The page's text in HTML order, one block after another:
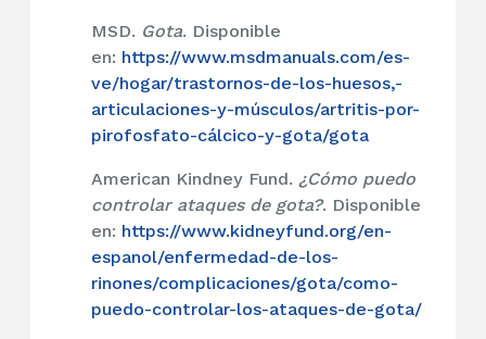
MSD. Gota. Disponible
en: https://www.msdmanuals.com/es-
ve/hogar/trastornos-de-los-huesos,-
articulaciones-y-músculos/artritis-por-
pirofosfato-cálcico-y-gota/gota
American Kindney Fund. ¿Cómo puedo
controlar ataques de gota?. Disponible
en: https://www.kidneyfund.org/en-
espanol/enfermedad-de-los-
rinones/complicaciones/gota/como-
puedo-controlar-los-ataques-de-gota/